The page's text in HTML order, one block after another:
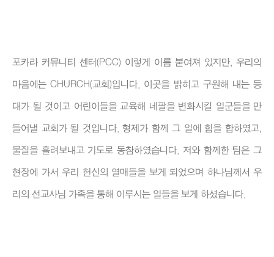
포카라 커뮤니티 센터(PCC) 이렇게 이름 붙여져 있지만, 우리의
마음에는 CHURCH(교회)입니다. 이곳을 밝히고 구원해 내는 등
대가 될 것이고 어린이들을 교육해 네팔을 변화시킬 일군들을 만
들어낼 교회가 될 것입니다. 형제가 함께 그 일에 힘을 합하였고,
물질을 흘려보내고 기도로 동참하였습니다. 저와 함께한 팀은 그
현장에 가서 우리 헌신의 열매들을 보게 되었으며 하나님께서 우
리의 선교사님 가족을 통해 이루시는 일들을 보게 하셨습니다.